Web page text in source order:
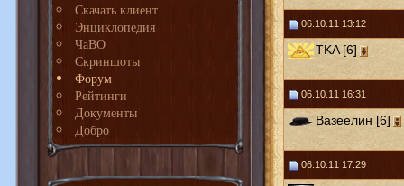
Скачать клиент
Энциклопедия
ЧаВО
Скриншоты
Форум
Рейтинги
Документы
Добро
06.10.11 13:12
TKA [6]
06.10.11 16:31
Вазеелин [6]
06.10.11 17:29